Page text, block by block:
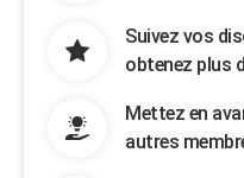
Suivez vos
obtenez plus
Mettez en
autres